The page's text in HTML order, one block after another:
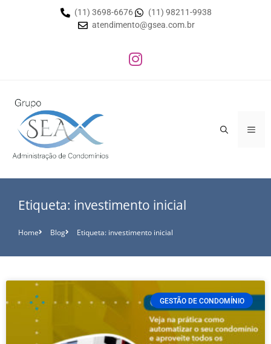
(11) 3698-6676
(11) 98211-9938
atendimento@gsea.com.br
Etiqueta: investimento inicial
Home Blog Etiqueta: investimento inicial
GESTÃO DE CONDOMÍNIO